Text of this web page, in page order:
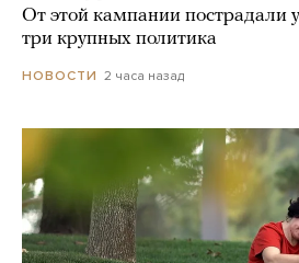
От этой кампании
три крупных политика
НОВОСТИ 2 часа назад